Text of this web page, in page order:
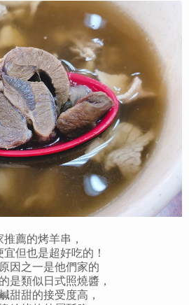
推薦的烤羊串，
但也是超好吃的！
因之一是他們家的
是類似日式照燒醬，
甜甜的接受度高，